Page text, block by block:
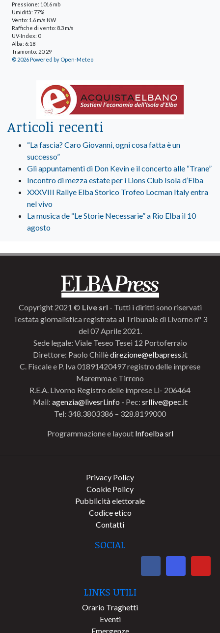
Pressione: 1016 mb
Umidità: 77%
Vento: 1.6 m/s NW
Raffiche di vento: 8.3 m/s
UV-Index: 0
Alba: 6:18
Tramonto: 20:29
© 2026 Powered by Open-Meteo
Articoli recenti
“La fascia? Caro Giovanni, ogni cosa fatta è un
successo”
Gli appuntamenti di Don Kevin e il concerto alle “Trane”
Incontro di mezza estate per i Lions Club Isola d’Elba
XXXVIII Rallye Elba Storico Trofeo Locman Italy entra
nel vivo
La musica de “Le Storie Necessarie” a Rio Elba il 10
agosto
Copyright 2021 © Live srl - Tutti i diritti sono riservati
Testata giornalistica registrata al Tribunale di Livorno n° 3
del 07 Aprile 2021.
Sede legale: Viale Teseo Tesei 12 Portoferraio
Direttore: Paolo Chillèdirezione@elbapress.it
C. Fiscale e P. Iva 01891420497 registro delle imprese
Maremma e Tirreno
R.E.A. Livorno Registro delle imprese Li- 206464
Mail: agenzia@livesrl.info - Pec: srllive@pec.it
Tel: 348.3803386 – 328.8199000
Programmazione e layout Infoelba srl
Privacy Policy
Cookie Policy
Pubblicità elettorale
Codice etico
Contatti
SOCIAL
LINKS UTILI
Orario Traghetti
Eventi
Emergenze